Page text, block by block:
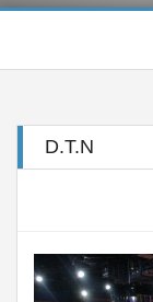
D.T.N